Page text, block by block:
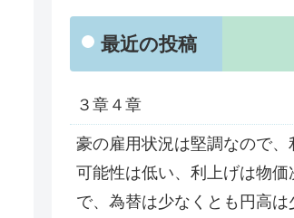
最近の投稿
３章４章
豪の雇用状況は堅調なので、
可能性は低い、利上げは物価
で、為替は少なくとも円高は